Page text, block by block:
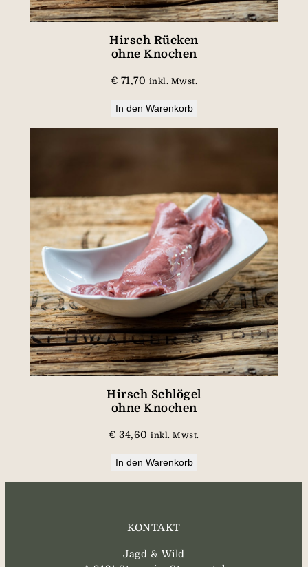
Hirsch Rücken
ohne Knochen
€ 71,70 inkl. Mwst.
In den Warenkorb
Hirsch Schlögel
ohne Knochen
€ 34,60 inkl. Mwst.
In den Warenkorb
KONTAKT
Jagd & Wild